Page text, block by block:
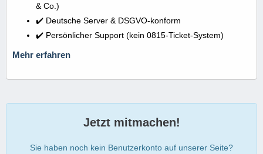
& Co.)
✔️ Deutsche Server & DSGVO-konform
✔️ Persönlicher Support (kein 0815-Ticket-System)
Mehr erfahren
Jetzt mitmachen!
Sie haben noch kein Benutzerkonto auf unserer Seite?